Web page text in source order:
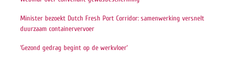
Minister bezoekt Dutch Fresh Port Corridor: samenwerking versnelt
duurzaam containervervoer
‘Gezond gedrag begint op de werkvloer’